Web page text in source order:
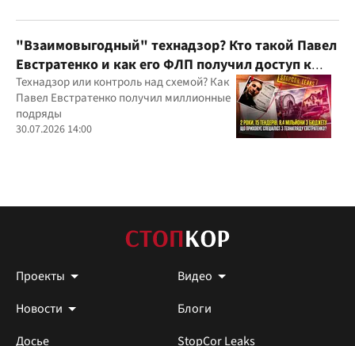
юрисдикций
"Взаимовыгодный" технадзор? Кто такой Павел
Евстратенко и как его ФЛП получил доступ к
бюджетным миллионам?
Технадзор или контроль над схемой? Как
Павел Евстратенко получил миллионные
подряды
30.07.2026 14:00
Проекты
Видео
Новости
Блоги
Досье
StopCor Leaks